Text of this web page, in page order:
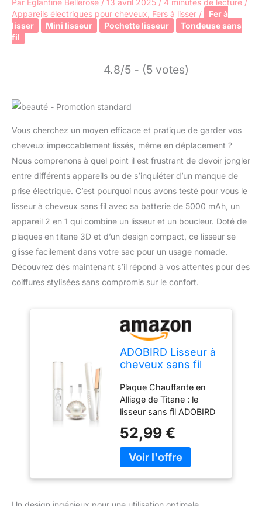
Par Églantine Bellerose / 13 avril 2025 / 4 minutes de lecture /
Appareils électriques pour cheveux Fers à lisser /
Fer à
lisser
Mini lisseur Pochette lisseur
Tondeuse sans
fil
4.8/5 - (5 votes)
Vous cherchez un moyen efficace et pratique de garder vos
cheveux impeccablement lissés, même en déplacement ?
Nous comprenons à quel point il est frustrant de devoir jongler
entre différents appareils ou de s’inquiéter d’un manque de
prise électrique. C’est pourquoi nous avons testé pour vous le
lisseur à cheveux sans fil avec sa batterie de 5000 mAh, un
appareil 2 en 1 qui combine un lisseur et un boucleur. Doté de
plaques en titane 3D et d’un design compact, ce lisseur se
glisse facilement dans votre sac pour un usage nomade.
Découvrez dès maintenant s’il répond à vos attentes pour des
coiffures stylisées sans compromis sur le confort.
ADOBIRD Lisseur à
cheveux sans fil
mAh, plaques en
titane 3D, chauffage
rapide, 2 en 1
lisseur et boucleur,
portable avec
housse anti-
brûlure, 21 x 3,5 cm
Plaque Chauffante en
Alliage de Titane : le
lisseur sans fil ADOBIRD
titane extrêmement lisse,
qui peut chauffer jusqu'à
une température
52,99 €